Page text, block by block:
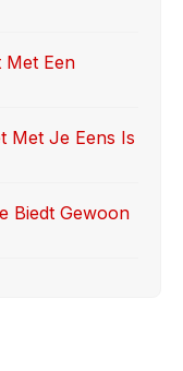
Een
Met Je Eens Is
Biedt Gewoon